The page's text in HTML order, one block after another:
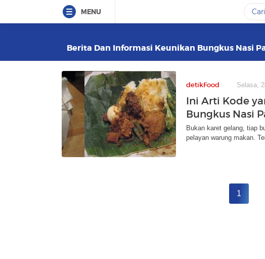
MENU
Berita Dan Informasi Keunikan Bungkus Nasi
detikFood Selasa,
Ini Arti Kode
Bungkus Nasi
Bukan karet gelang, tiap
pelayan warung makan.
1